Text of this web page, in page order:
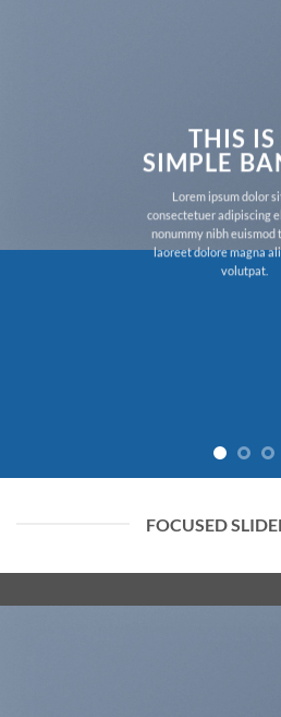
THIS IS
SIMPLE
Lorem ipsum dolor
consectetuer adipiscing
nonummy nibh euismod
laoreet dolore magna
volutpat.
FOCUSED